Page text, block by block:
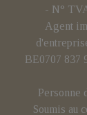
- N°
Agent
BE0707 837
Personne
Soumis au